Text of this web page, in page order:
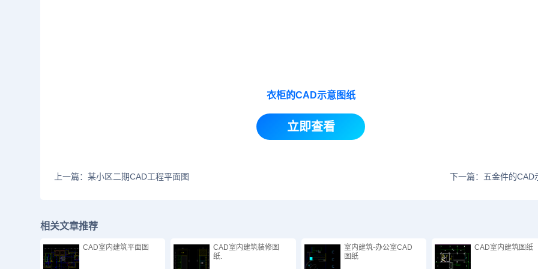
衣柜的CAD示意图纸
立即查看
上一篇：某小区二期CAD工程平面图 下一篇：五金件的CAD
相关文章推荐
CAD室内建筑平面图
CAD室内建筑装修图
纸.
室内建筑-办公室CAD
图纸
CAD室内建筑图纸